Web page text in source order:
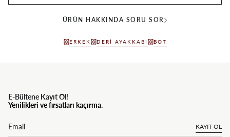
ÜRÜN HAKKINDA SORU SOR
ERKEK DERI AYAKKABI BOT
E-Bültene Kayıt Ol!
Yenilikleri ve fırsatları kaçırma.
KAYIT OL